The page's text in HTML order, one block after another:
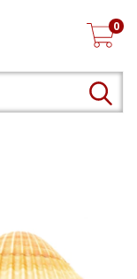
0